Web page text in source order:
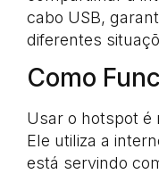
cabo USB,
diferentes
Como
Usar o hotspot é
Ele utiliza a
está servindo